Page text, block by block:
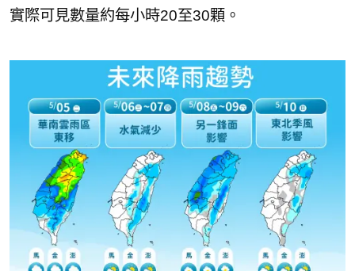
實際可見數量約每小時20至30顆。